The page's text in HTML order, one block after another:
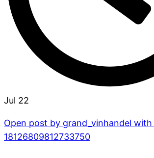
Jul 22
Open post by grand_vinhandel with
18126809812733750